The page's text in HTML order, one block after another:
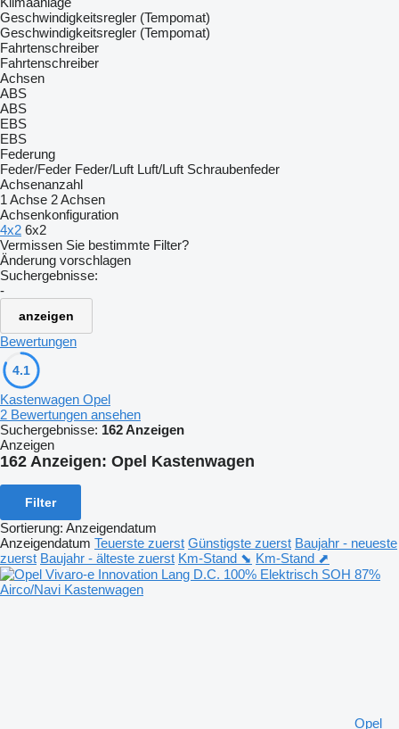
Geschwindigkeitsregler (Tempomat)
Geschwindigkeitsregler (Tempomat)
Fahrtenschreiber
Fahrtenschreiber
Achsen
ABS
ABS
EBS
EBS
Federung
Feder/Feder Feder/Luft Luft/Luft Schraubenfeder
Achsenanzahl
1 Achse 2 Achsen
Achsenkonfiguration
4x2 6x2
Vermissen Sie bestimmte Filter?
Änderung vorschlagen
Suchergebnisse:
-
anzeigen
Bewertungen
4.1
Kastenwagen Opel
2 Bewertungen ansehen
Suchergebnisse: 162 Anzeigen
Anzeigen
162 Anzeigen: Opel Kastenwagen
Filter
Sortierung: Anzeigendatum
Anzeigendatum Teuerste zuerst Günstigste zuerst Baujahr - neueste
zuerst Baujahr - älteste zuerst Km-Stand ⬊ Km-Stand ⬈
Opel